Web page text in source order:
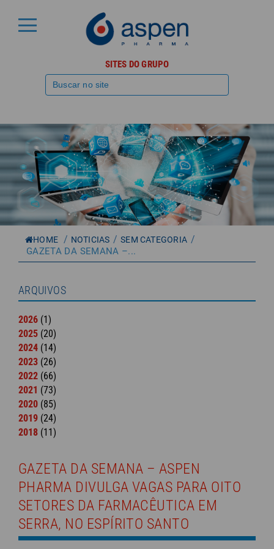
SITES DO GRUPO
HOME / NOTICIAS / SEM CATEGORIA /
GAZETA DA SEMANA –...
GAZETA DA SEMANA – ASPEN
PHARMA DIVULGA VAGAS PARA OITO
SETORES DA FARMACÊUTICA EM
SERRA, NO ESPÍRITO SANTO
ARQUIVOS
2026 (1)
2025 (20)
2024 (14)
2023 (26)
2022 (66)
2021 (73)
2020 (85)
2019 (24)
2018 (11)